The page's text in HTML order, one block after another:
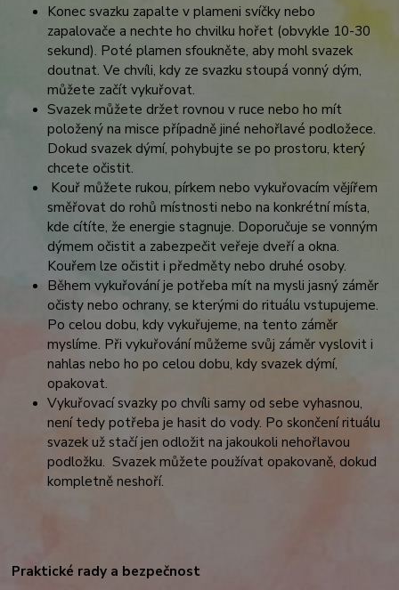
Konec svazku zapalte v plameni svíčky nebo
zapalovače a nechte ho chvilku hořet (obvykle 10-30
sekund). Poté plamen sfoukněte, aby mohl svazek
doutnat. Ve chvíli, kdy ze svazku stoupá vonný dým,
můžete začít vykuřovat.
Svazek můžete držet rovnou v ruce nebo ho mít
položený na misce případně jiné nehořlavé podložece.
Dokud svazek dýmí, pohybujte se po prostoru, který
chcete očistit.
Kouř můžete rukou, pírkem nebo vykuřovacím vějířem
směřovat do rohů místnosti nebo na konkrétní místa,
kde cítíte, že energie stagnuje. Doporučuje se vonným
dýmem očistit a zabezpečit veřeje dveří a okna.
Kouřem lze očistit i předměty nebo druhé osoby.
Během vykuřování je potřeba mít na mysli jasný záměr
očisty nebo ochrany, se kterými do rituálu vstupujeme.
Po celou dobu, kdy vykuřujeme, na tento záměr
myslíme. Při vykuřování můžeme svůj záměr vyslovit i
nahlas nebo ho po celou dobu, kdy svazek dýmí,
opakovat.
Vykuřovací svazky po chvíli samy od sebe vyhasnou,
není tedy potřeba je hasit do vody. Po skončení rituálu
svazek už stačí jen odložit na jakoukoli nehořlavou
podložku. Svazek můžete používat opakovaně, dokud
kompletně neshoří.
Praktické rady a bezpečnost